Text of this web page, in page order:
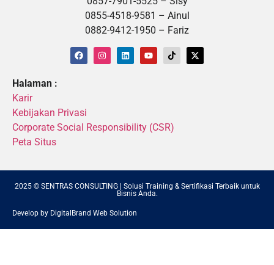
0855-4518-9581 – Ainul
0882-9412-1950 – Fariz
Halaman :
Karir
Kebijakan Privasi
Corporate Social Responsibility (CSR)
Peta Situs
2025 © SENTRAS CONSULTING | Solusi Training & Sertifikasi Terbaik untuk
Bisnis Anda.
Develop by DigitalBrand Web Solution